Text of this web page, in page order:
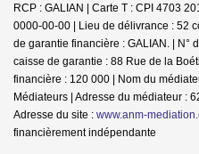
RCP : GALIAN | Carte T : CPI 4703
0000-00-00 | Lieu de délivrance : 52
de garantie financière : GALIAN. | N°
caisse de garantie : 88 Rue de la
financière : 120 000 | Nom du
Médiateurs | Adresse du médiateur :
Adresse du site : www.anm-
financièrement indépendante